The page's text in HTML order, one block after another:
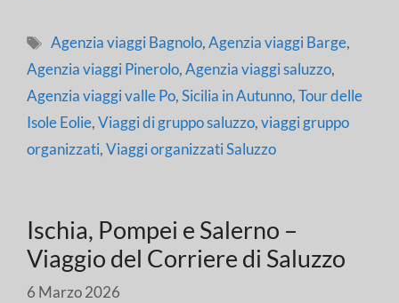
Tag
Agenzia viaggi Bagnolo,Agenzia viaggi Barge,
Agenzia viaggi Pinerolo,Agenzia viaggi saluzzo,
Agenzia viaggi valle Po,Sicilia in Autunno,Tour delle
Isole Eolie,Viaggi di gruppo saluzzo,viaggi gruppo
organizzati,Viaggi organizzati Saluzzo
Ischia, Pompei e Salerno –
Viaggio del Corriere di Saluzzo
6 Marzo 2026